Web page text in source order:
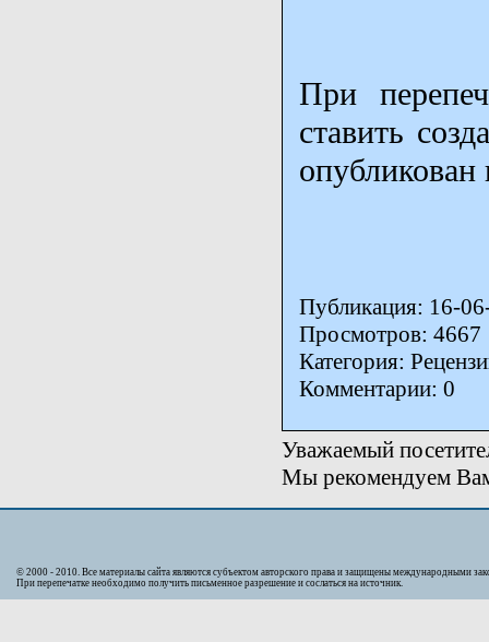
При
ставить
Публикация: 16-
Просмотров: 4667
Категория:
Комментарии: 0
Уважаемый
Мы рекомендуем Вам
© 2000 - 2010. Bсе материалы сайта являются субъектом авторского права и защищены международными
При перепечатке необходимо получить письменное разрешение и сослаться на источник.